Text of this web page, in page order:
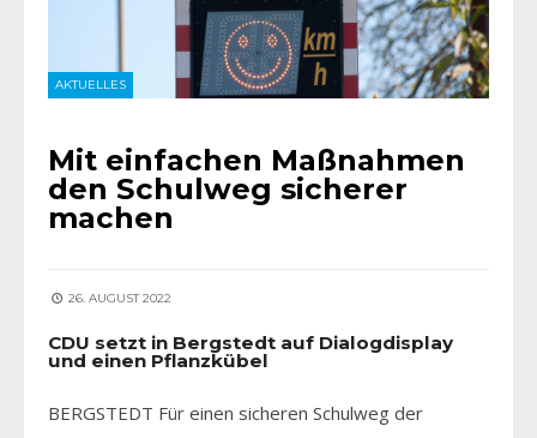
AKTUELLES
Mit einfachen Maßnahmen
den Schulweg sicherer
machen
26. AUGUST 2022
CDU setzt in Bergstedt auf Dialogdisplay
und einen Pflanzkübel
BERGSTEDT Für einen sicheren Schulweg der